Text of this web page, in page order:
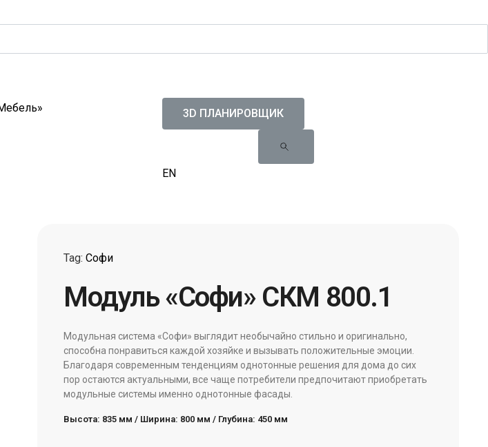
3D ПЛАНИРОВЩИК
EN
Модуль «Софи» СКМ 800.1
Модульная система «Софи» выглядит необычайно стильно и оригинально,
способна понравиться каждой хозяйке и вызывать положительные эмоции.
Благодаря современным тенденциям однотонные решения для дома до сих
пор остаются актуальными, все чаще потребители предпочитают приобретать
модульные системы именно однотонные фасады.
Высота: 835 мм / Ширина: 800 мм / Глубина: 450 мм
Tag: Софи